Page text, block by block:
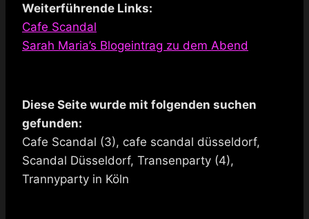
Weiterführende Links:
Cafe Scandal
Sarah Maria’s Blogeintrag zu dem Abend
Diese Seite wurde mit folgenden suchen
gefunden:
Cafe Scandal (3), cafe scandal düsseldorf,
Scandal Düsseldorf, Transenparty (4),
Trannyparty in Köln